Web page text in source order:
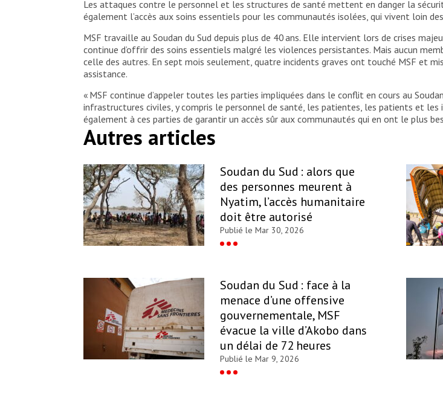
Les attaques contre le personnel et les structures de santé mettent en danger la
également l’accès aux soins essentiels pour les communautés isolées, qui vivent loin
MSF travaille au Soudan du Sud depuis plus de 40 ans. Elle intervient lors de crises
continue d’offrir des soins essentiels malgré les violences persistantes. Mais aucun
celle des autres. En sept mois seulement, quatre incidents graves ont touché MSF et
assistance.
« MSF continue d’appeler toutes les parties impliquées dans le conflit en cours au
infrastructures civiles, y compris le personnel de santé, les patientes, les patients et
également à ces parties de garantir un accès sûr aux communautés qui en ont le plus
Autres articles
Soudan du Sud : alors que
des personnes meurent à
Nyatim, l’accès humanitaire
doit être autorisé
Publié le Mar 30, 2026
Soudan du Sud : face à la
menace d’une offensive
gouvernementale, MSF
évacue la ville d’Akobo dans
un délai de 72 heures
Publié le Mar 9, 2026